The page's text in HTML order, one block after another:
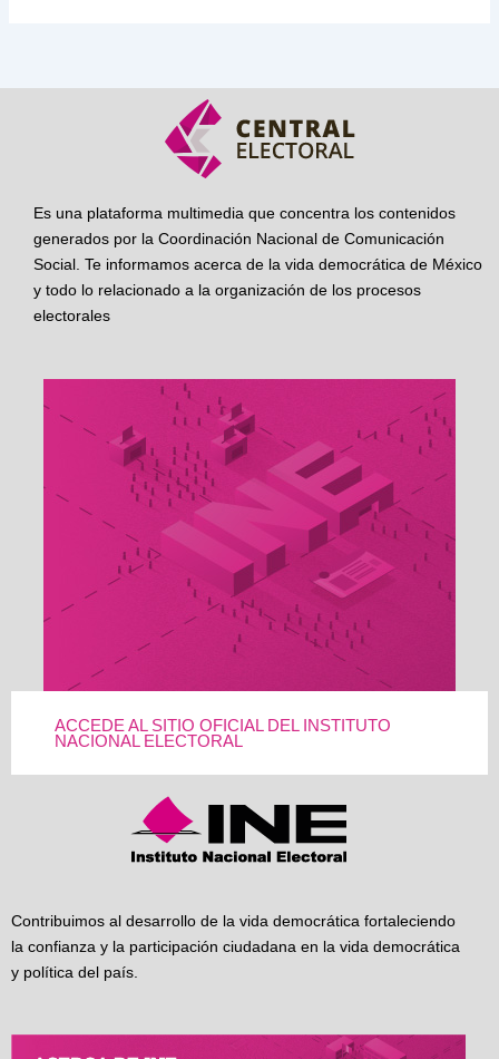
Es una plataforma multimedia que concentra los contenidos
generados por la Coordinación Nacional de Comunicación
Social. Te informamos acerca de la vida democrática de México
y todo lo relacionado a la organización de los procesos
electorales
ACCEDE AL SITIO OFICIAL DEL INSTITUTO
NACIONAL ELECTORAL
Contribuimos al desarrollo de la vida democrática fortaleciendo
la confianza y la participación ciudadana en la vida democrática
y política del país.